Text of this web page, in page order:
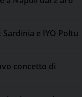
e IYO Poltu
concetto di